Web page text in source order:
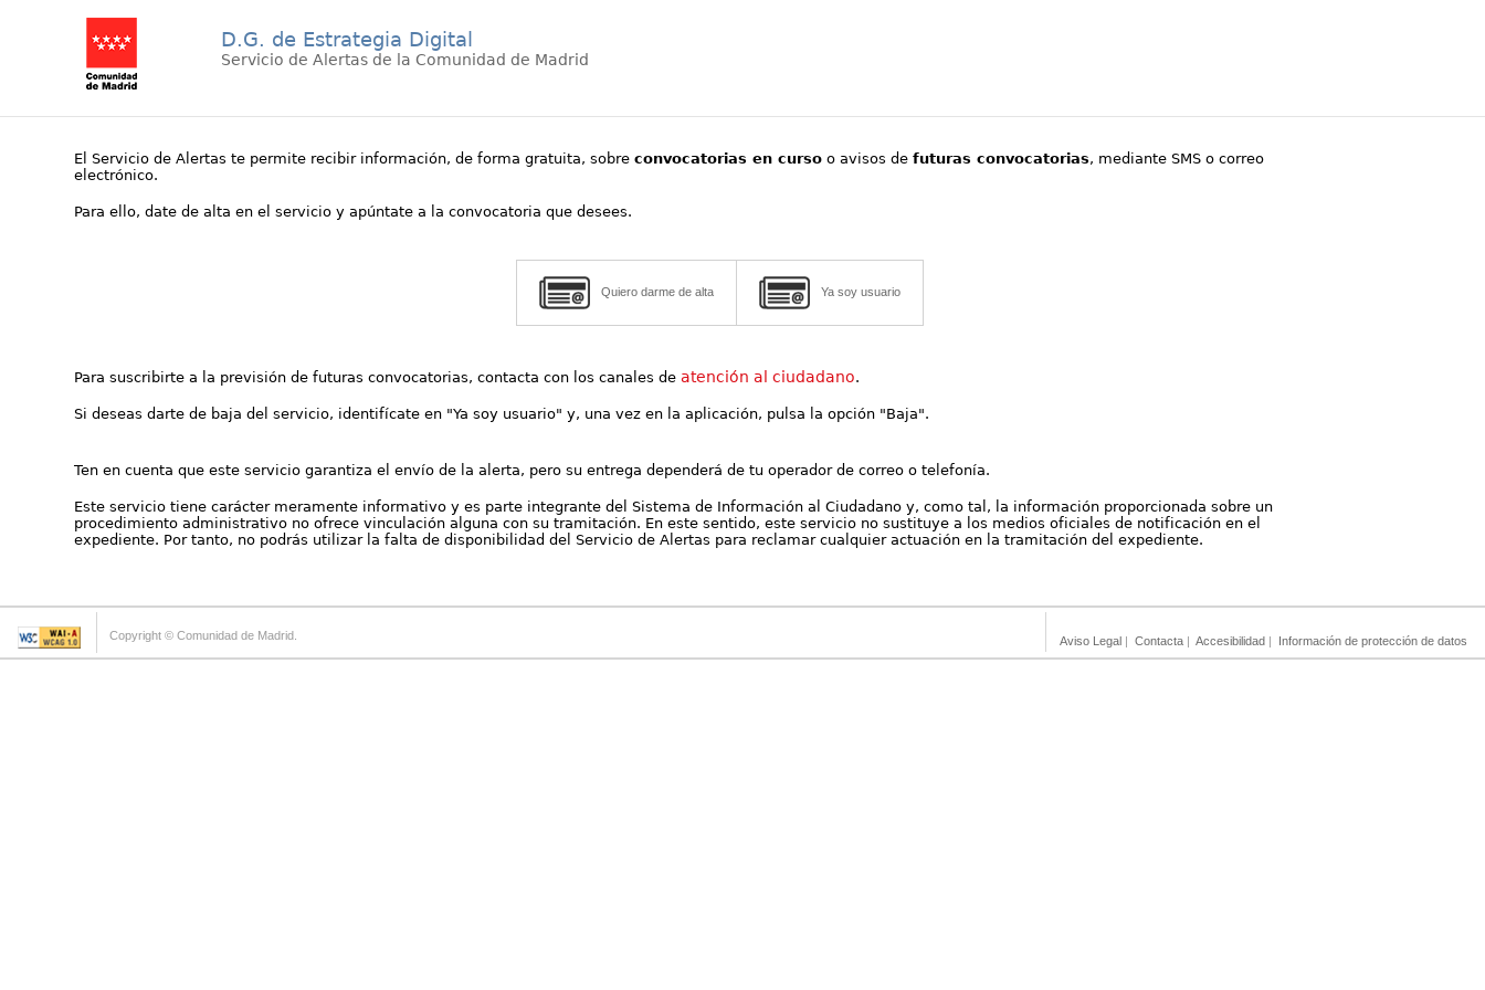
D.G. de Estrategia Digital
Servicio de Alertas de la Comunidad de Madrid
El Servicio de Alertas te permite recibir información, de forma gratuita, sobreconvocatorias en curso o avisos defuturas convocatorias, mediante SMS o correo
electrónico.
Para ello, date de alta en el servicio y apúntate a la convocatoria que desees.
Quiero darme de alta Ya soy usuario
Para suscribirte a la previsión de futuras convocatorias, contacta con los canales deatención al ciudadano.
Si deseas darte de baja del servicio, identifícate en "Ya soy usuario" y, una vez en la aplicación, pulsa la opción "Baja".
Ten en cuenta que este servicio garantiza el envío de la alerta, pero su entrega dependerá de tu operador de correo o telefonía.
Este servicio tiene carácter meramente informativo y es parte integrante del Sistema de Información al Ciudadano y, como tal, la información proporcionada sobre un
procedimiento administrativo no ofrece vinculación alguna con su tramitación. En este sentido, este servicio no sustituye a los medios oficiales de notificación en el
expediente. Por tanto, no podrás utilizar la falta de disponibilidad del Servicio de Alertas para reclamar cualquier actuación en la tramitación del expediente.
Copyright © Comunidad de Madrid. Aviso Legal | Contacta | Accesibilidad | Información de protección de datos